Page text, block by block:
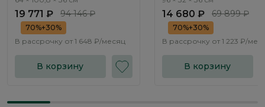
19 771 ₽ 94 146 ₽
70%+30%
В рассрочку от 1 648 ₽/месяц
В корзину
14 680 ₽ 69 899 ₽
70%+30%
В рассрочку от 1 223 ₽/
В корзину